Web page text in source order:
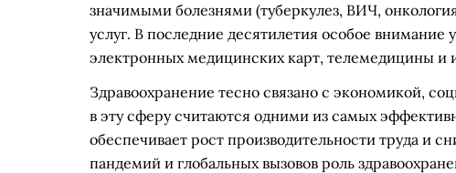
значимыми болезнями (туберкулез, ВИЧ,
услуг. В последние десятилетия особое
электронных медицинских карт, телемедицины и
Здравоохранение тесно связано с экономикой,
в эту сферу считаются одними из самых
обеспечивает рост производительности труда и
пандемий и глобальных вызовов роль